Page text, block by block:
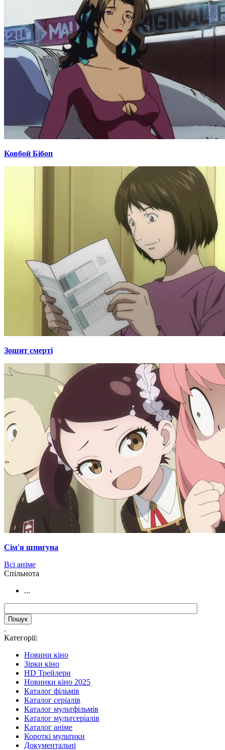
Ковбой Бібоп
Зошит смерті
Сім'я шпигуна
Всі аніме
Cпільнота
...
.
Категорії:
Новини кіно
Зірки кіно
HD Трейлери
Новинки кіно 2025
Каталог фільмів
Каталог серіалів
Каталог мультфільмів
Каталог мультсеріалів
Каталог аніме
Короткі мультики
Документальні